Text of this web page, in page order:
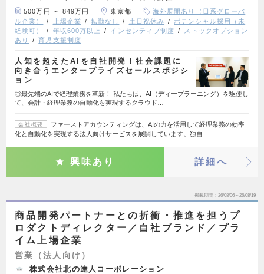
500万円 ～ 849万円 東京都
海外展開あり（日系グローバ
ル企業）
上場企業 転勤なし 土日祝休み
ポテンシャル採用（未
経験可）
年収600万以上 インセンティブ制度
ストックオプション
あり
育児支援制度
人知を超えたAIを自社開発！社会課題に
向き合うエンタープライズセールスポジシ
ョン
◎最先端のAIで経理業務を革新！ 私たちは、AI（ディープラーニング）を駆使し
て、会計・経理業務の自動化を実現するクラウド…
会社概要
ファーストアカウンティングは、AIの力を活用して経理業務の効率
化と自動化を実現する法人向けサービスを展開しています。独自…
興味あり 詳細へ
掲載期間 26/08/06～26/08/19
商品開発パートナーとの折衝・推進を担うプ
ロダクトディレクター／自社ブランド／プラ
イム上場企業
営業（法人向け）
株式会社北の達人コーポレーション